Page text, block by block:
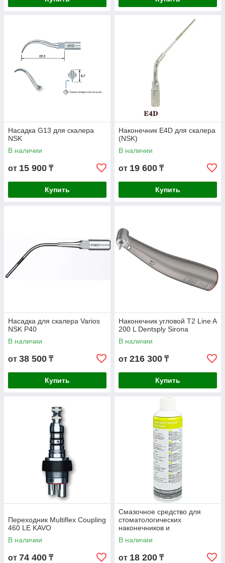
Насадка G13 для скалера
NSK
В наличии
от 15 900 ₸
Купить
Наконечник E4D для скалера
(NSK)
В наличии
от 19 600 ₸
Купить
Насадка для скалера Varios
NSK P40
В наличии
от 38 500 ₸
Купить
Наконечник угловой T2 Line A
200 L Dentsply Sirona
В наличии
от 216 300 ₸
Купить
Переходник Multiflex Coupling
460 LE KAVO
В наличии
от 74 400 ₸
Cмазочное средство для
стоматологических
наконечников и
микромоторов Kavo
QUATTRO Plus Spray
В наличии
от 18 200 ₸